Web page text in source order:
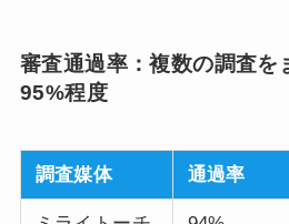
審査通過率：複数の調査を
95%程度
調査媒体 通過率